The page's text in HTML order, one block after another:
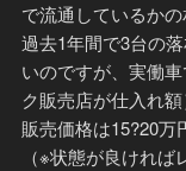
で流通しているか
過去1年間で3台の
いのですが、実働
ク販売店が仕入れ
販売価格は15?20万
（※状態が良けれ